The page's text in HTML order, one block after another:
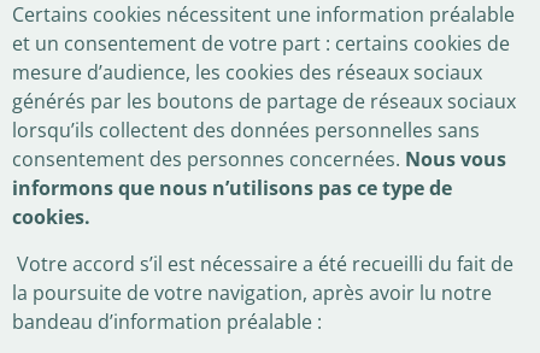
Certains cookies nécessitent une information préalable
et un consentement de votre part : certains cookies de
mesure d’audience, les cookies des réseaux sociaux
générés par les boutons de partage de réseaux sociaux
lorsqu’ils collectent des données personnelles sans
consentement des personnes concernées. Nous vous
informons que nous n’utilisons pas ce type de
cookies.
Votre accord s’il est nécessaire a été recueilli du fait de
la poursuite de votre navigation, après avoir lu notre
bandeau d’information préalable :